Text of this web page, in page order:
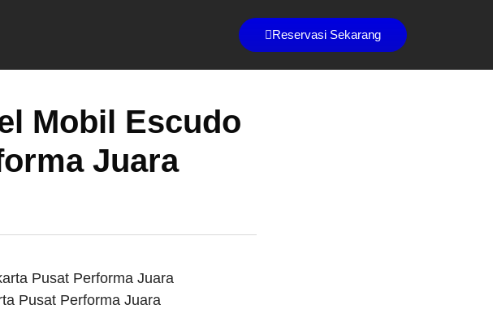
Reservasi Sekarang
Mobil Escudo
Juara
Pusat Performa Juara